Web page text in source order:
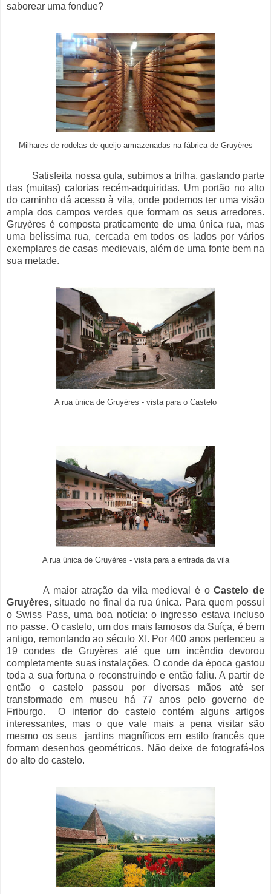
saborear uma fondue?
Milhares de rodelas de queijo armazenadas na fábrica de Gruyères
Satisfeita nossa gula, subimos a trilha, gastando parte
das (muitas) calorias recém-adquiridas. Um portão no alto
do caminho dá acesso à vila, onde podemos ter uma visão
ampla dos campos verdes que formam os seus arredores.
Gruyères é composta praticamente de uma única rua, mas
uma belíssima rua, cercada em todos os lados por vários
exemplares de casas medievais, além de uma fonte bem na
sua metade.
A rua única de Gruyéres - vista para o Castelo
A rua única de Gruyères - vista para a entrada da vila
A maior atração da vila medieval é oCastelo de
Gruyères, situado no final da rua única. Para quem possui
o Swiss Pass, uma boa notícia: o ingresso estava incluso
no passe. O castelo, um dos mais famosos da Suíça, é bem
antigo, remontando ao século XI. Por 400 anos pertenceu a
19 condes de Gruyères até que um incêndio devorou
completamente suas instalações. O conde da época gastou
toda a sua fortuna o reconstruindo e então faliu. A partir de
então o castelo passou por diversas mãos até ser
transformado em museu há 77 anos pelo governo de
Friburgo. O interior do castelo contém alguns artigos
interessantes, mas o que vale mais a pena visitar são
mesmo os seus jardins magníficos em estilo francês que
formam desenhos geométricos. Não deixe de fotografá-los
do alto do castelo.